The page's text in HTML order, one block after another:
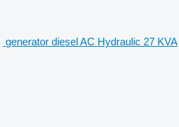
generator diesel AC Hydraulic 27 KVA